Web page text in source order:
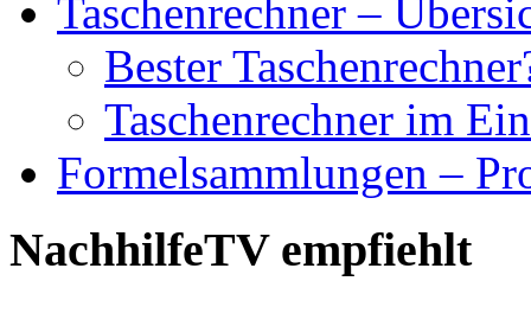
Taschenrechner –
Bester
Taschenrechner im
Formelsammlungen –
NachhilfeTV empfiehlt